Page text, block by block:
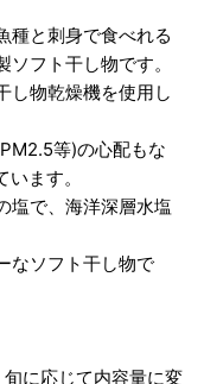
種と刺身で食べれる
フト干し物です。
し物乾燥機を使用し
等)の心配もな
ます。
塩で、海洋深層水塩
なソフト干し物で
に応じて内容量に変